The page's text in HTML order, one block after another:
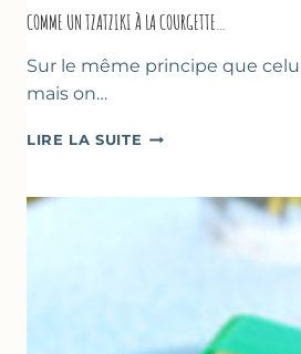
COMME UN TZATZIKI À LA COURGETTE…
Sur le même principe que
mais on…
LIRE LA SUITE COMME
À
COURGETTE…